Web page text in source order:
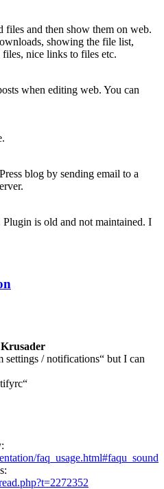
files and then show them on web.
showing the file list,
nice links to files etc.
when editing web. You can
blog by sending email to a
Plugin is old and not maintained. I
settings / notifications“ but I can
faq_usage.html#faqu_sound